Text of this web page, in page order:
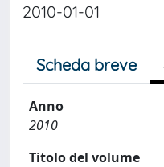
2010-01-01
Scheda breve
Anno
2010
Titolo del volume